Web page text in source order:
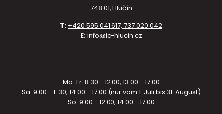
748 01, Hlučín
T: +420 595 041 617, 737 020 042
E:info@ic-hlucin.cz
Mo-Fr: 8:30 - 12:00, 13:00 - 17:00
Sa: 9:00 - 11:30, 14:00 - 17:00 (nur vom 1. Juli bis 31. August)
So: 9:00 - 12:00, 14:00 - 17:00